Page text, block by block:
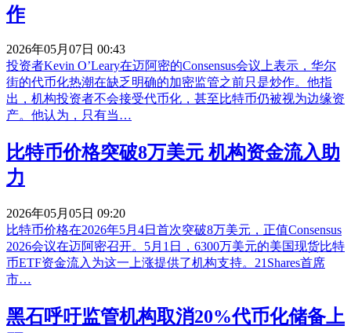
作
2026年05月07日 00:43
投资者Kevin O’Leary在迈阿密的Consensus会议上表示，华尔
街的代币化热潮在缺乏明确的加密监管之前只是炒作。他指
出，机构投资者不会接受代币化，甚至比特币仍被视为边缘资
产。他认为，只有当…
比特币价格突破8万美元 机构资金流入助
力
2026年05月05日 09:20
比特币价格在2026年5月4日首次突破8万美元，正值Consensus
2026会议在迈阿密召开。5月1日，6300万美元的美国现货比特
币ETF资金流入为这一上涨提供了机构支持。21Shares首席
市…
黑石呼吁监管机构取消20%代币化储备上